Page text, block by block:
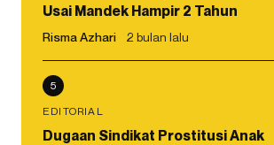
Usai Mandek Hampir 2 Tahun
Risma Azhari 2 bulan lalu
5
EDITORIAL
Dugaan Sindikat Prostitusi Anak